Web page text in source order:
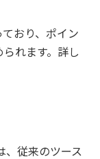
おり、ポイン
れます。詳し
、従来のツース